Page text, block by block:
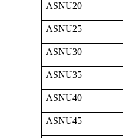
ASNU20
ASNU25
ASNU30
ASNU35
ASNU40
ASNU45